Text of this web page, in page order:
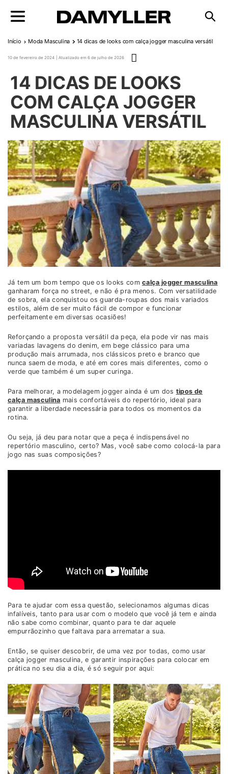
Início Moda Masculina 14 dicas de looks com calça jogger masculina versátil
14 DICAS DE LOOKS
COM CALÇA JOGGER
MASCULINA VERSÁTIL
10 de fevereiro de 2024
6 de julho de 2026
Já tem um bom tempo que os looks comcalça jogger masculina
ganharam força no street, e não é pra menos. Com versatilidade
de sobra, ela conquistou os guarda-roupas dos mais variados
estilos, além de ser muito fácil de compor e funcionar
perfeitamente em diversas ocasiões!
Reforçando a proposta versátil da peça, ela pode vir nas mais
variadas lavagens do denim, em bege clássico para uma
produção mais arrumada, nos clássicos preto e branco que
nunca saem de moda, e até em cores mais diferentes, como o
verde que também é um super curinga.
Para melhorar, a modelagem jogger ainda é um dos tipos de
calça masculina mais confortáveis do repertório, ideal para
garantir a liberdade necessária para todos os momentos da
rotina.
Ou seja, já deu para notar que a peça é indispensável no
repertório masculino, certo? Mas, você sabe como colocá-la para
jogo nas suas composições?
Para te ajudar com essa questão, selecionamos algumas dicas
infalíveis, tanto para usar com o modelo que você já tem e ainda
não sabe como combinar, quanto para te dar aquele
empurrãozinho que faltava para arrematar a sua.
Então, se quiser descobrir, de uma vez por todas, como usar
calça jogger masculina, e garantir inspirações para colocar em
prática no seu dia a dia, é só seguir por aqui: